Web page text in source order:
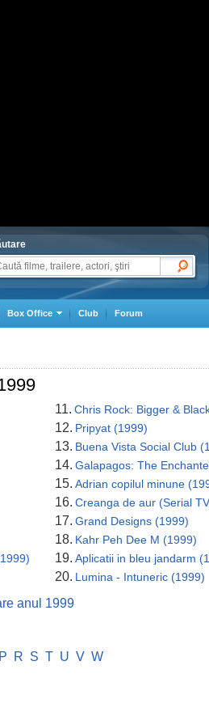
Box Office Club Forum
11. Chris Rock: Bigger &
12. Pripyat (1999)
13. Buena Vista Social Club
14. Galapagos: The
15. Adrian copilul minune
16. Creanga de aur (Serial
17. Grand Designs (1999)
18. Kahr Peh Dee M (1999)
19. Aplicatii in bleu jandarm
20. Lumina - Intuneric (1999)
anul 1999
P R S T U V W